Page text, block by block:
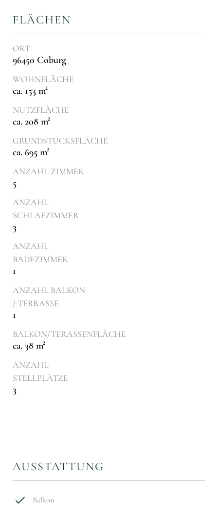
FLÄCHEN
ORT
96450 Coburg
WOHNFLÄCHE
ca. 153 m²
NUTZFLÄCHE
ca. 208 m²
GRUNDSTÜCKSFLÄCHE
ca. 695 m²
ANZAHL ZIMMER
5
ANZAHL
SCHLAFZIMMER
3
ANZAHL
BADEZIMMER
1
ANZAHL BALKON
/ TERRASSE
1
BALKON/TERASSENFLÄCHE
ca. 38 m²
ANZAHL
STELLPLÄTZE
3
AUSSTATTUNG
Balkon